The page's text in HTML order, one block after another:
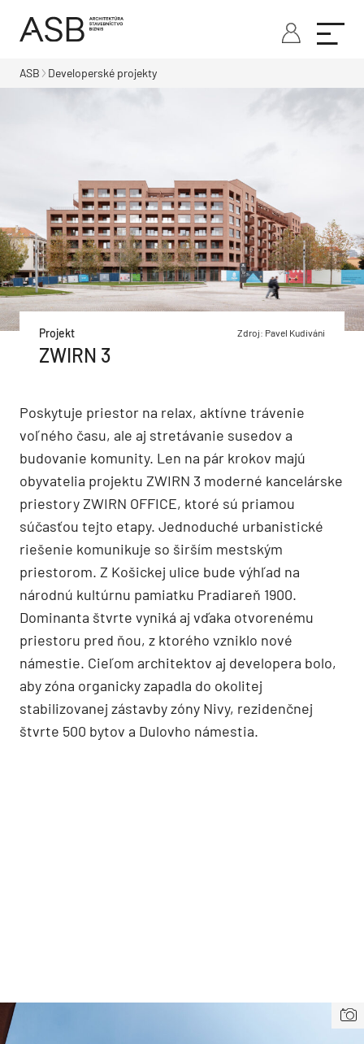
ASB Developerské projekty
Projekt Zdroj: Pavel Kudiváni
ZWIRN 3
Poskytuje priestor na relax, aktívne trávenie
voľného času, ale aj stretávanie susedov a
budovanie komunity. Len na pár krokov majú
obyvatelia projektu ZWIRN 3 moderné kancelárske
priestory ZWIRN OFFICE, ktoré sú priamou
súčasťou tejto etapy. Jednoduché urbanistické
riešenie komunikuje so širším mestským
priestorom. Z Košickej ulice bude výhľad na
národnú kultúrnu pamiatku Pradiareň 1900.
Dominanta štvrte vyniká aj vďaka otvorenému
priestoru pred ňou, z ktorého vzniklo nové
námestie. Cieľom architektov aj developera bolo,
aby zóna organicky zapadla do okolitej
stabilizovanej zástavby zóny Nivy, rezidenčnej
štvrte 500 bytov a Dulovho námestia.